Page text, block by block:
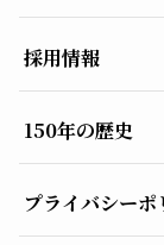
採用情報
150年の歴史
プライバシーポ